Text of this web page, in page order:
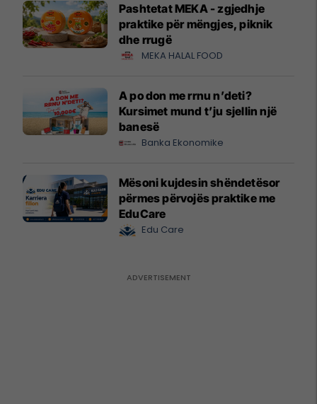
Pashtetat MEKA - zgjedhje
praktike për mëngjes, piknik
dhe rrugë
MEKA HALAL FOOD
A po don me rrnu n’deti?
Kursimet mund t’ju sjellin një
banesë
Banka Ekonomike
Mësoni kujdesin shëndetësor
përmes përvojës praktike me
EduCare
Edu Care